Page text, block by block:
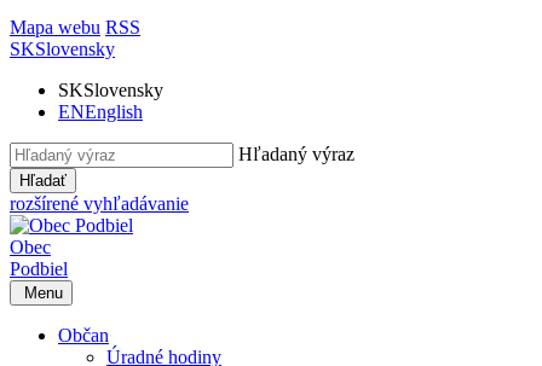
Mapa webu RSS
SKSlovensky
SKSlovensky
ENEnglish
Hľadaný výraz
Hľadať
rozšírené vyhľadávanie
Obec
Podbiel
Menu
Občan
Úradné hodiny